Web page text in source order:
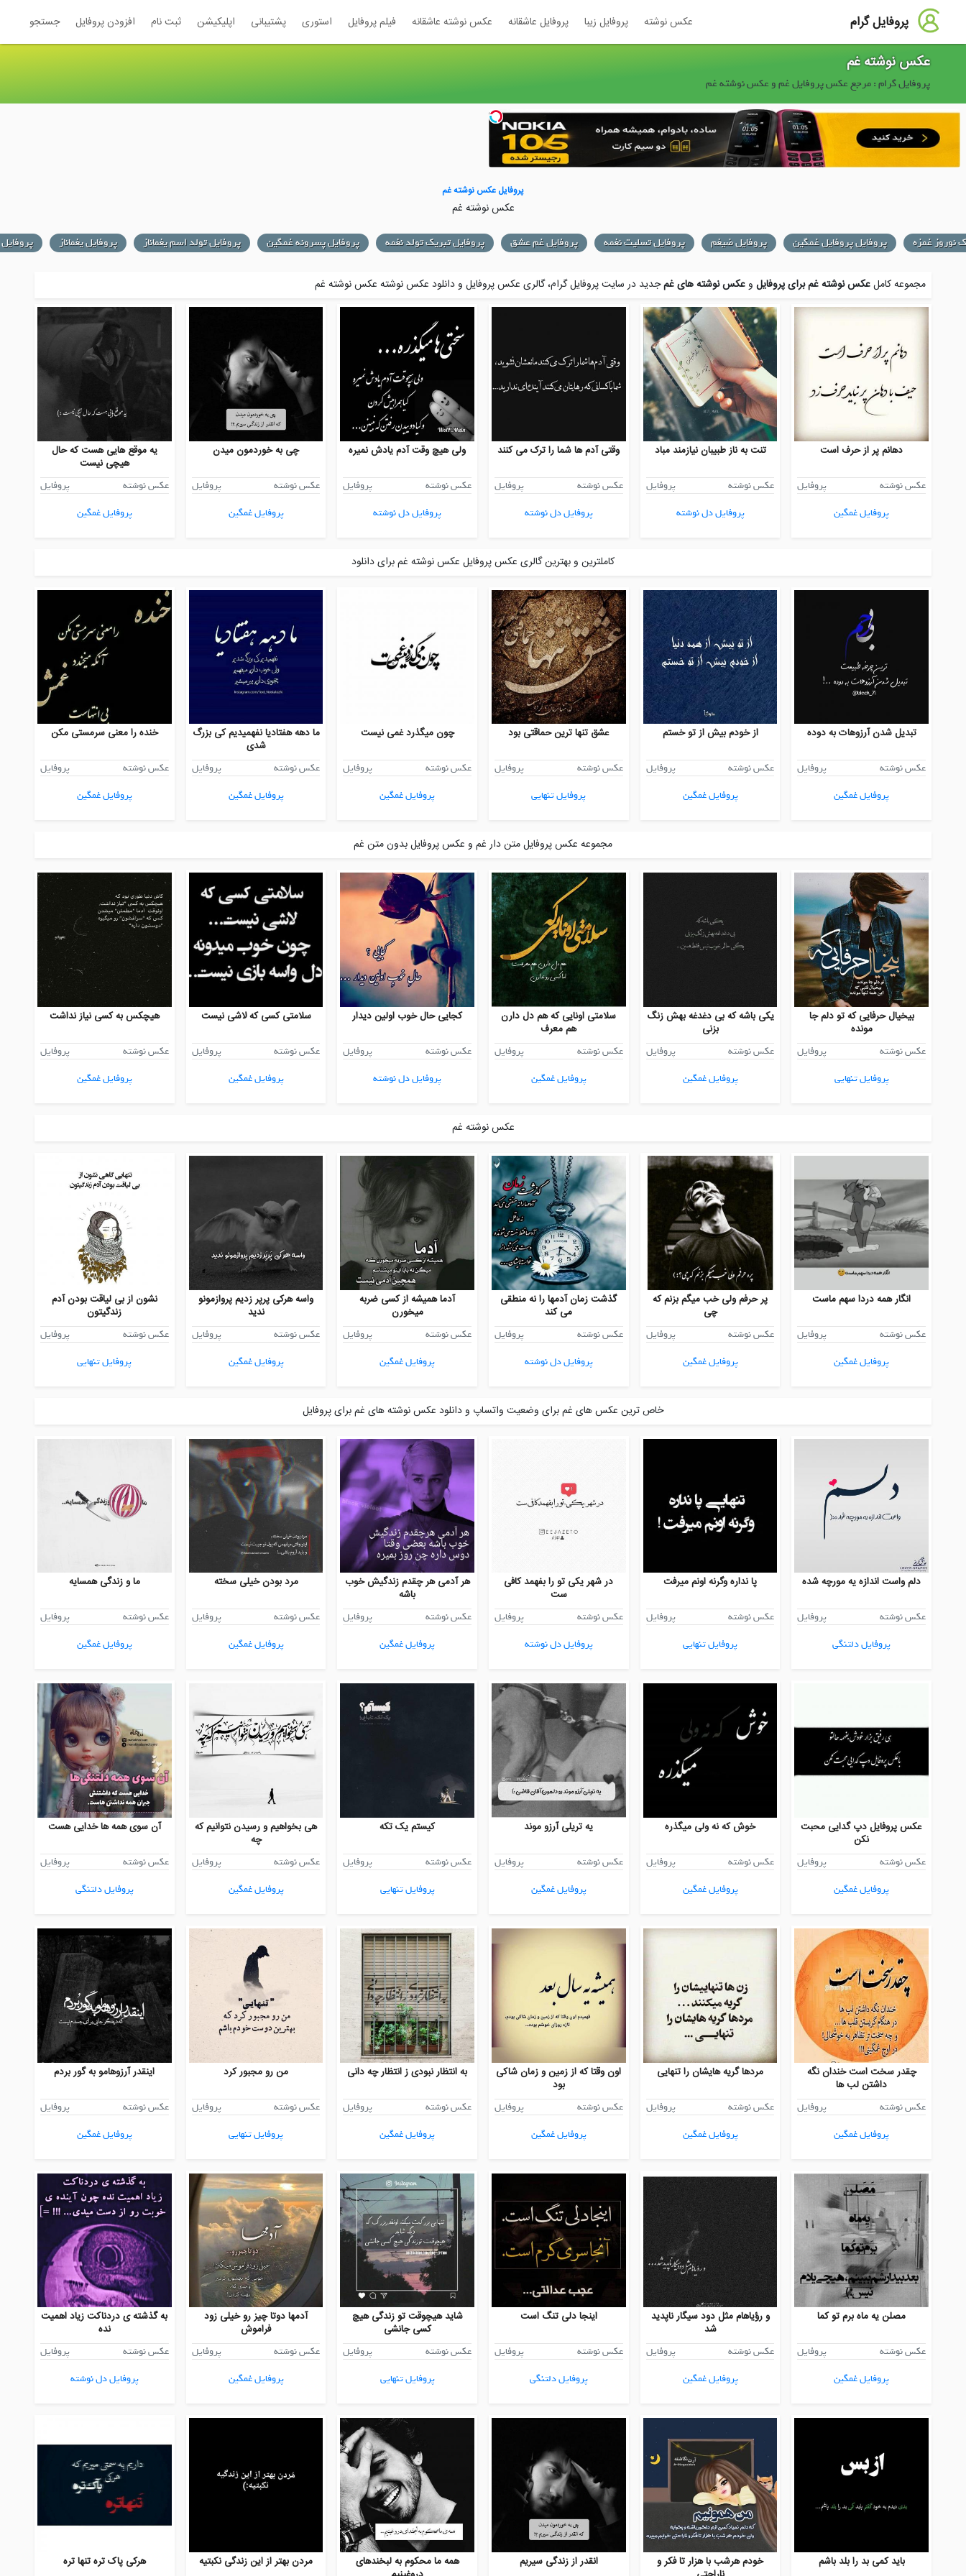
پروفایل گرام عکس نوشته پروفایل زیبا پروفایل عاشقانه عکس نوشته عاشقانه فیلم پروفایل استوری پشتیبانی اپلیکیشن ثبت نام افزودن پروفایل جستجو
عکس نوشته غم
پروفایل گرام : مرجع عکس پروفایل غم و عکس نوشته غم
پروفایل عکس نوشته غم
عکس نوشته غم
نوروز غمزه پروفایل پروفایل غمگین پروفایل ضیغم پروفایل تسلیت نغمه پروفایل غم عشق پروفایل تبریک تولد نغمه پروفایل پسرونه غمگین پروفایل تولد اسم یغماناز پروفایل یغماناز
مجموعه کاملعکس نوشته غم برای پروفایل وعکس نوشته های غمجدید در سایت پروفایل گرام، گالری عکس پروفایل ودانلود عکس نوشته عکس نوشته غم
دهانم پر از حرف است
عکس نوشته
پروفایل
پروفایل غمگین
تنت به ناز طبیبان نیازمند مباد
عکس نوشته
پروفایل
پروفایل دل نوشته
وقتی آدم ها شما را ترک می کنند
عکس نوشته
پروفایل
پروفایل دل نوشته
ولی هیچ وقت آدم یادش نمیره
عکس نوشته
پروفایل
پروفایل دل نوشته
چی به خوردمون میدن
عکس نوشته
پروفایل
پروفایل غمگین
یه موقع هایی هست که حال
هیچی نیست
عکس نوشته
پروفایل
پروفایل غمگین
کاملترین و بهترین گالری عکس پروفایل عکس نوشته غم برای دانلود
تبدیل شدن آرزوهات به دوده
عکس نوشته
پروفایل
پروفایل غمگین
از خودم بیش از تو خستم
عکس نوشته
پروفایل
پروفایل غمگین
عشق تنها ترین حماقتی بود
عکس نوشته
پروفایل
پروفایل تنهایی
چون میگذرد غمی نیست
عکس نوشته
پروفایل
پروفایل غمگین
ما دهه هفتادیا نفهمیدیم کی بزرگ
شدی
عکس نوشته
پروفایل
پروفایل غمگین
خنده را معنی سرمستی مکن
عکس نوشته
پروفایل
پروفایل غمگین
مجموعه عکس پروفایل متن دار غم و عکس پروفایل بدون متن غم
بیخیال حرفایی که تو دلم جا
مونده
عکس نوشته
پروفایل
پروفایل تنهایی
یکی باشه که بی دغدغه بهش زنگ
بزنی
عکس نوشته
پروفایل
پروفایل غمگین
سلامتی اونایی که هم دل دارن
هم معرف
عکس نوشته
پروفایل
پروفایل غمگین
کجایی حال خوب اولین دیدار
عکس نوشته
پروفایل
پروفایل دل نوشته
سلامتی کسی که لاشی نیست
عکس نوشته
پروفایل
پروفایل غمگین
هیچکس به کسی نیاز نداشت
عکس نوشته
پروفایل
پروفایل غمگین
عکس نوشته غم
انگار همه دردا سهم ماست
عکس نوشته
پروفایل
پروفایل غمگین
پر حرفم ولی خب میگم بزنم که
چی
عکس نوشته
پروفایل
پروفایل غمگین
گذشت زمان آدمها را نه منطقی
می کند
عکس نوشته
پروفایل
پروفایل دل نوشته
آدما همیشه از کسی ضربه
میخورن
عکس نوشته
پروفایل
پروفایل غمگین
واسه هرکی پرپر زدیم پروازمونو
ندید
عکس نوشته
پروفایل
پروفایل غمگین
نشون از بی لیاقت بودن آدم
زندگیتون
عکس نوشته
پروفایل
پروفایل تنهایی
خاص ترین عکس های غم برای وضعیت واتساپ و دانلود عکس نوشته های غم برای پروفایل
دلم واست اندازه یه مورچه شده
عکس نوشته
پروفایل
پروفایل دلتنگی
پا نداره وگرنه اونم میرفت
عکس نوشته
پروفایل
پروفایل تنهایی
در شهر یکی تو را بفهمد کافی
ست
عکس نوشته
پروفایل
پروفایل دل نوشته
هر آدمی هر چقدم زندگیش خوب
باشه
عکس نوشته
پروفایل
پروفایل غمگین
مرد بودن خیلی سخته
عکس نوشته
پروفایل
پروفایل غمگین
ما و زندگی همسایه
عکس نوشته
پروفایل
پروفایل غمگین
عکس پروفایل دپ گدایی محبت
نکن
عکس نوشته
پروفایل
پروفایل غمگین
خوش که نه ولی میگذره
عکس نوشته
پروفایل
پروفایل غمگین
یه تریلی آرزو موند
عکس نوشته
پروفایل
پروفایل غمگین
کیستم یک تکه
عکس نوشته
پروفایل
پروفایل تنهایی
هی بخواهیم و رسیدن نتوانیم که
چه
عکس نوشته
پروفایل
پروفایل غمگین
آن سوی همه ها خدایی هست
عکس نوشته
پروفایل
پروفایل دلتنگی
چقدر سخت است خندان نگه
داشتن لب ها
عکس نوشته
پروفایل
پروفایل غمگین
مردها گریه هایشان را تنهایی
عکس نوشته
پروفایل
پروفایل غمگین
اون وقتا که از زمین و زمان شاکی
بود
عکس نوشته
پروفایل
پروفایل غمگین
به انتظار نبودی ز انتظار چه دانی
عکس نوشته
پروفایل
پروفایل غمگین
من رو مجبور کرد
عکس نوشته
پروفایل
پروفایل تنهایی
اینقدر آرزوهامو به گور بردم
عکس نوشته
پروفایل
پروفایل غمگین
مصلن یه ماه برم تو کما
عکس نوشته
پروفایل
پروفایل غمگین
و رؤیاهام مثل دود سیگار ناپدید
شد
عکس نوشته
پروفایل
پروفایل غمگین
اینجا دلی تنگ است
عکس نوشته
پروفایل
پروفایل دلتنگی
شاید هیچوقت تو زندگی هیچ
کسی جانشی
عکس نوشته
پروفایل
پروفایل تنهایی
آدمها دوتا چیز رو خیلی زود
فراموش
عکس نوشته
پروفایل
پروفایل غمگین
به گذشته ی دردناکت زیاد اهمیت
نده
عکس نوشته
پروفایل
پروفایل دل نوشته
باید کمی بد را بلد باشم
خودم هرشب با هزار تا فکر و
انقدر از زندگی سیریم
همه ما محکوم به لبخندهای
مردن بهتر از این زندگی نکبتیه هرکی پاک تره تنها تره